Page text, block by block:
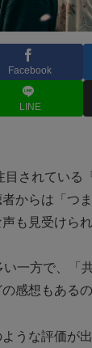
Facebook
LINE
されている
からは「つ
も見受けられ
一方で、「
感想もあるの
うな評価が